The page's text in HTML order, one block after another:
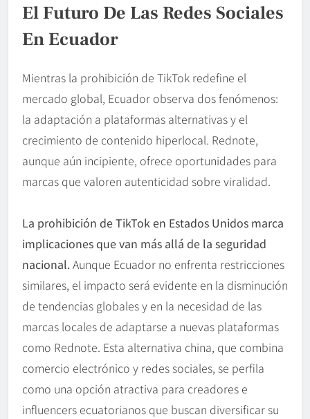
El Futuro De Las Redes Sociales
En Ecuador
Mientras la prohibición de TikTok redefine el
mercado global, Ecuador observa dos fenómenos:
la adaptación a plataformas alternativas y el
crecimiento de contenido hiperlocal. Rednote,
aunque aún incipiente, ofrece oportunidades para
marcas que valoren autenticidad sobre viralidad.
La prohibición de TikTok en Estados Unidos marca
implicaciones que van más allá de la seguridad
nacional.Aunque Ecuador no enfrenta restricciones
similares, el impacto será evidente en la disminución
de tendencias globales y en la necesidad de las
marcas locales de adaptarse a nuevas plataformas
como Rednote. Esta alternativa china, que combina
comercio electrónico y redes sociales, se perfila
como una opción atractiva para creadores e
influencers ecuatorianos que buscan diversificar su